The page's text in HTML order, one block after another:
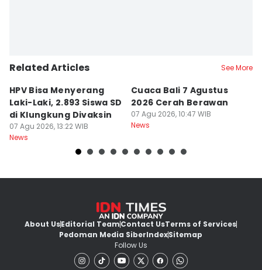
Related Articles See More
HPV Bisa Menyerang
Laki-Laki, 2.893 Siswa SD
di Klungkung Divaksin
07 Agu 2026, 13:22 WIB
News
Cuaca Bali 7 Agustus
2026 Cerah Berawan
07 Agu 2026, 10:47 WIB
News
About UsEditorial TeamContact UsTerms of Services
Pedoman Media SiberIndexSitemap
Follow Us